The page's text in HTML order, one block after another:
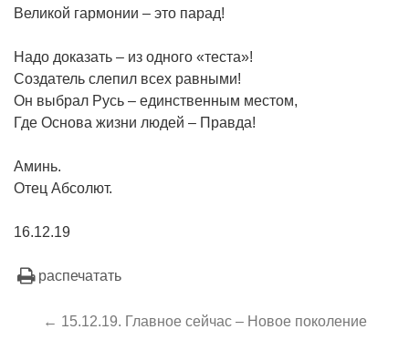
Великой гармонии – это парад!
Надо доказать – из одного «теста»!
Создатель слепил всех равными!
Он выбрал Русь – единственным местом,
Где Основа жизни людей – Правда!
Аминь.
Отец Абсолют.
16.12.19
распечатать
← 15.12.19. Главное сейчас – Новое поколение